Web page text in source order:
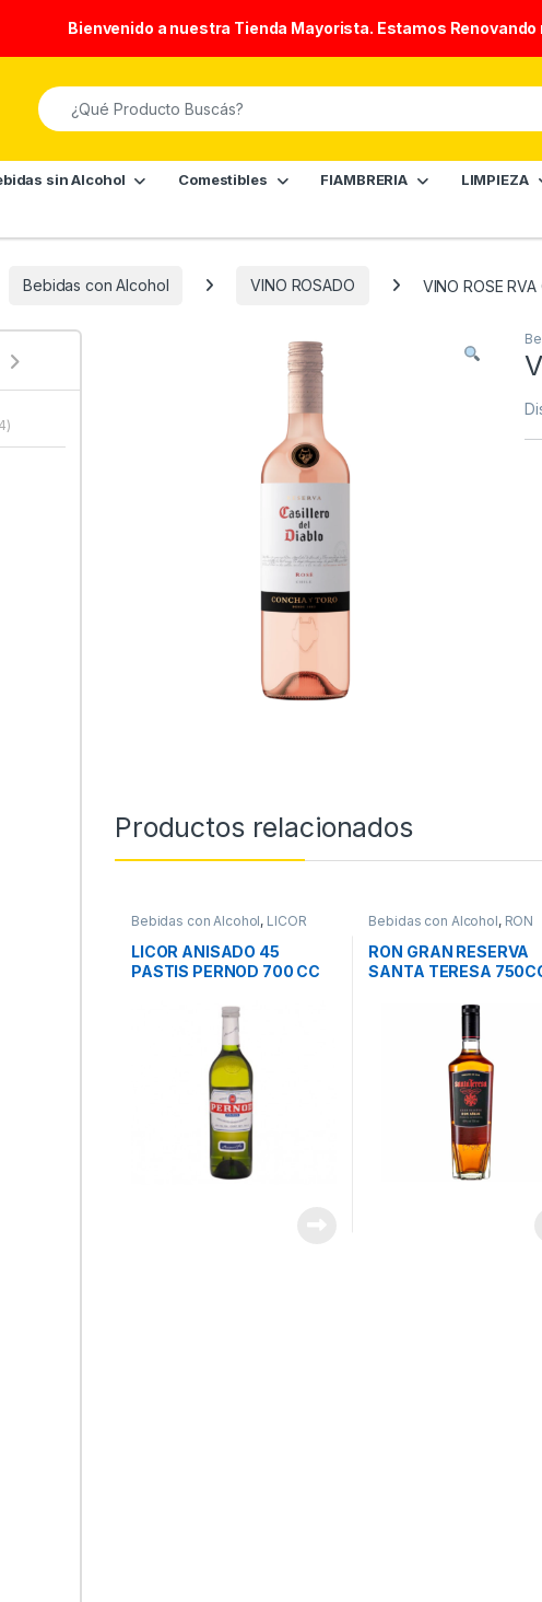
Bienvenido a nuestra Tienda Mayorista. Estamos Renovando
Search for:
sin Alcohol Comestibles FIAMBRERIA LIMPIEZA
Bebidas con Alcohol VINO ROSADO VINO ROSE
Productos relacionados
Bebidas con Alcohol, LICOR
LICOR ANISADO 45
PASTIS PERNOD 700 CC
Bebidas con Alcohol, RON
RON GRAN RESERVA
SANTA TERESA